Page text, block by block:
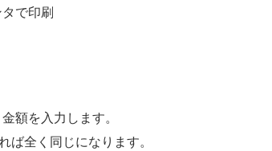
で印刷
額を入力します。
全く同じになります。